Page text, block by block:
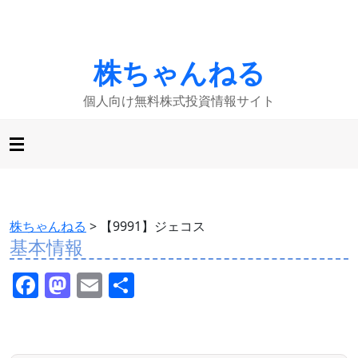
株ちゃんねる
個人向け無料株式投資情報サイト
株ちゃんねる > 【9991】ジェコス
基本情報
F M E